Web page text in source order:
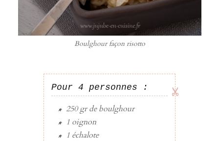
Boulghour façon risotto
Pour 4 personnes :
250 grdeboulghour
1 oignon
1 échalote